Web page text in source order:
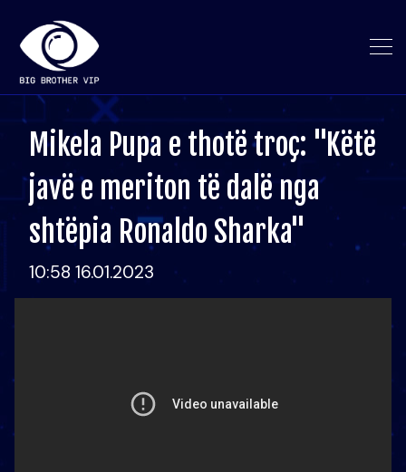
Mikela Pupa e thotë troç: "Këtë
javë e meriton të dalë nga
shtëpia Ronaldo Sharka"
10:58 16.01.2023